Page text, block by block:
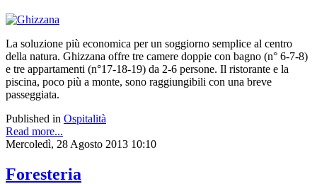
La soluzione più economica per un soggiorno semplice al centro
della natura. Ghizzana offre tre camere doppie con bagno (n° 6-7-8)
e tre appartamenti (n°17-18-19) da 2-6 persone. Il ristorante e la
piscina, poco più a monte, sono raggiungibili con una breve
passeggiata.
Published in Ospitalità
Read more...
Mercoledì, 28 Agosto 2013 10:10
Foresteria